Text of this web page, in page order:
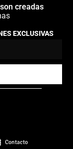
creadas
EXCLUSIVAS
Contacto